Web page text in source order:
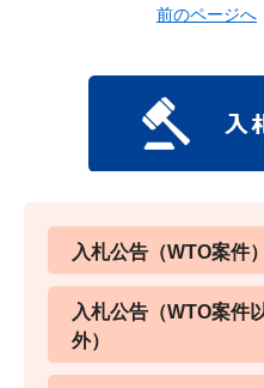
前のページへ
入札公告（WTO案件）
入札公告（WTO案件
外）